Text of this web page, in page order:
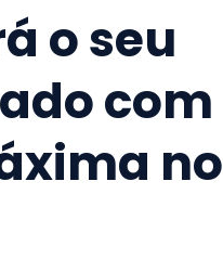
o seu
com
no